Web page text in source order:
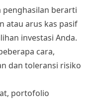
penghasilan berarti
atau arus kas pasif
investasi Anda.
cara,
dan toleransi risiko
portofolio